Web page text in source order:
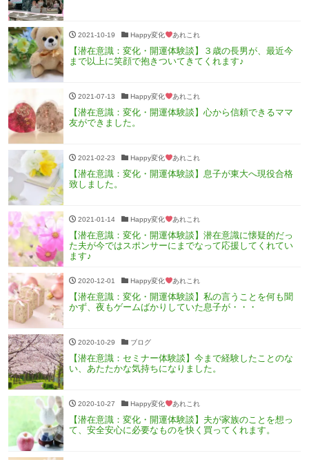
2021-10-19 Happy変化 あれこれ
【潜在意識：変化・開運体験談】３歳の長男が、最近今
まで以上に笑顔で抱きついてきてくれます♪
2021-07-13 Happy変化 あれこれ
【潜在意識：変化・開運体験談】心から信頼できるママ
友ができました。
2021-02-23 Happy変化 あれこれ
【潜在意識：変化・開運体験談】息子が東大へ現役合格
致しました。
2021-01-14 Happy変化 あれこれ
【潜在意識：変化・開運体験談】潜在意識に懐疑的だっ
た夫が今ではスポンサーにまでなって応援してくれてい
ます♪
2020-12-01 Happy変化 あれこれ
【潜在意識：変化・開運体験談】私の言うことを何も聞
かず、夜もゲームばかりしていた息子が・・・
2020-10-29 ブログ
【潜在意識：セミナー体験談】今まで経験したことのな
い、あたたかな気持ちになりました。
2020-10-27 Happy変化 あれこれ
【潜在意識：変化・開運体験談】夫が家族のことを想っ
て、安全安心に必要なものを快く買ってくれます。